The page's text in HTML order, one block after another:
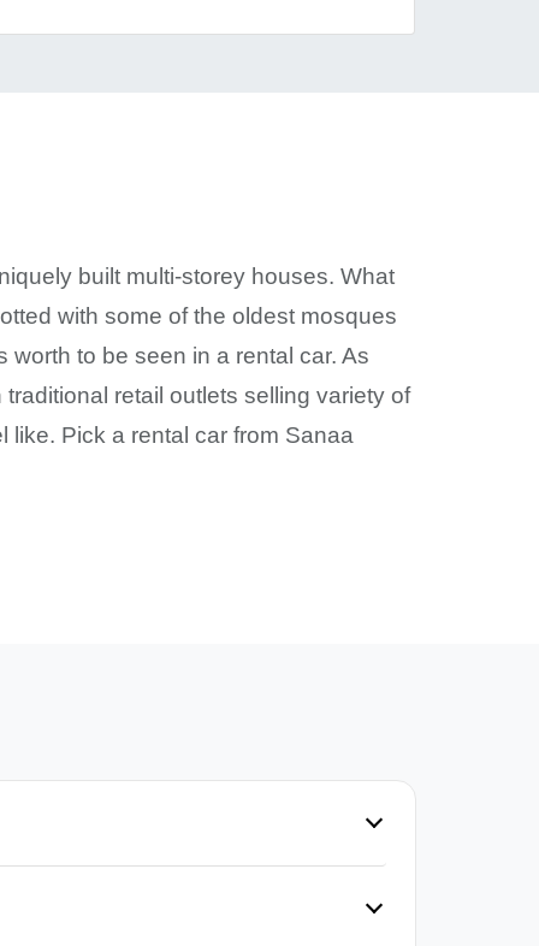
built multi-storey houses. What
with some of the oldest mosques
to be seen in a rental car. As
retail outlets selling variety of
like. Pick a rental car from Sanaa